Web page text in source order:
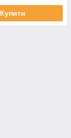
Купити